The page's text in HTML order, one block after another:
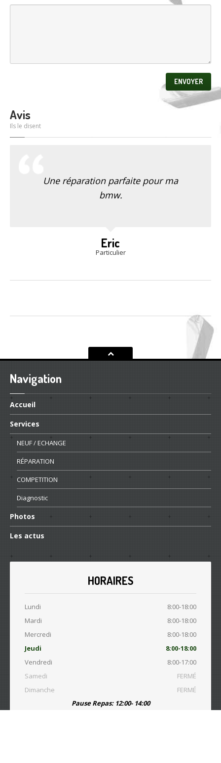
Avis
Ils le disent
Une réparation parfaite pour ma
bmw.
Eric
Particulier
Navigation
Accueil
Services
NEUF/ ECHANGE
RÉPARATION
COMPETITION
Diagnostic
Photos
Les actus
HORAIRES
Lundi
8:00-18:00
Mardi
8:00-18:00
Mercredi
8:00-18:00
Jeudi
8:00-18:00
Vendredi
8:00-17:00
Samedi
FERMÉ
Dimanche
FERMÉ
Pause Repas: 12:00- 14:00